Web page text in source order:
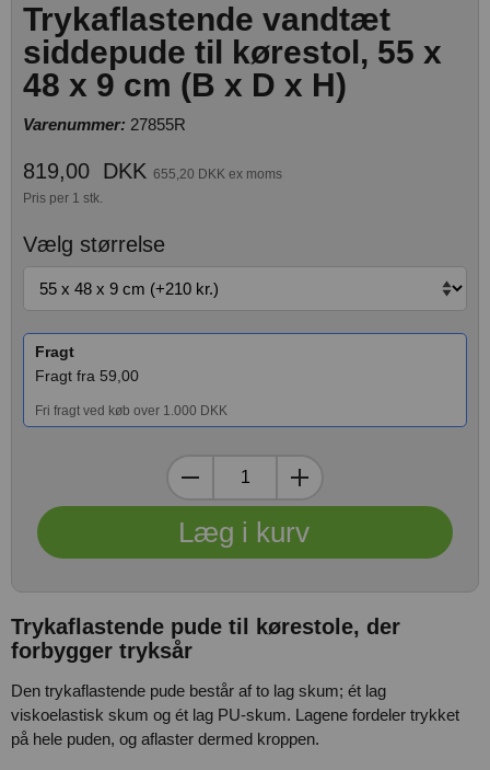
Trykaflastende vandtæt
siddepude til kørestol, 55 x
48 x 9 cm (B x D x H)
Varenummer: 27855R
819,00 DKK 655,20 DKK ex moms
Pris per 1 stk.
Vælg størrelse
Fragt
Fragt fra 59,00
Fri fragt ved køb over 1.000 DKK
Trykaflastende pude til kørestole, der
forbygger tryksår
Den trykaflastende pude består af to lag skum; ét lag
viskoelastisk skum og ét lag PU-skum. Lagene fordeler trykket
på hele puden, og aflaster dermed kroppen.